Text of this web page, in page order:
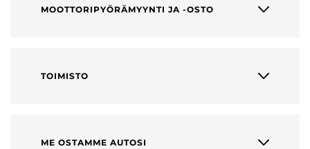
MOOTTORIPYÖRÄMYYNTI JA -OSTO
TOIMISTO
ME OSTAMME AUTOSI